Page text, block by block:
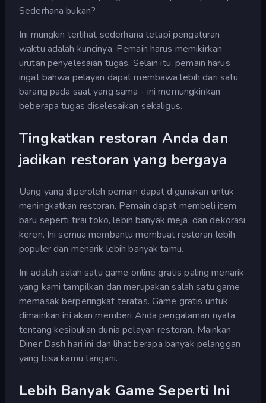
Sederhana bukan?
Ini mungkin terlihat sederhana tetapi pengaturan
waktu adalah kuncinya. Pemain harus memikirkan
urutan penyelesaian tugas. Selain itu, pemain harus
ingat bahwa pelayan dapat membawa lebih dari satu
barang pada saat yang sama - ini memungkinkan
beberapa tugas diselesaikan sekaligus.
Tingkatkan restoran Anda dan
jadikan restoran yang bergaya
Uang yang diperoleh pemain dapat digunakan untuk
meningkatkan restoran. Pemain dapat membeli item
baru seperti tirai toko, lebih banyak meja, dan dekorasi
keren. Ini semua membantu membuat restoran lebih
populer dan menarik lebih banyak tamu.
Ini adalah salah satu game online gratis paling menarik
yang kami tampilkan dan merupakan salah satu game
memasak berperingkat teratas. Game gratis untuk
dimainkan ini akan memberi Anda pengalaman nyata
tentang kesibukan dunia pelayan restoran. Mainkan
Diner Dash hari ini dan lihat berapa banyak pelanggan
yang bisa kamu tangani.
Lebih Banyak Game Seperti Ini